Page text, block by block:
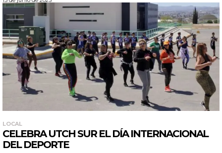
LOCAL
CELEBRA UTCH SUR EL DÍA INTERNACIONAL
DEL DEPORTE